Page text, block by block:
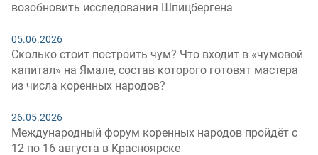
возобновить исследования Шпицбергена
05.06.2026
Сколько стоит построить чум? Что входит в «чумовой
капитал» на Ямале, состав которого готовят мастера
из числа коренных народов?
26.05.2026
Международный форум коренных народов пройдёт с
12 по 16 августа в Красноярске